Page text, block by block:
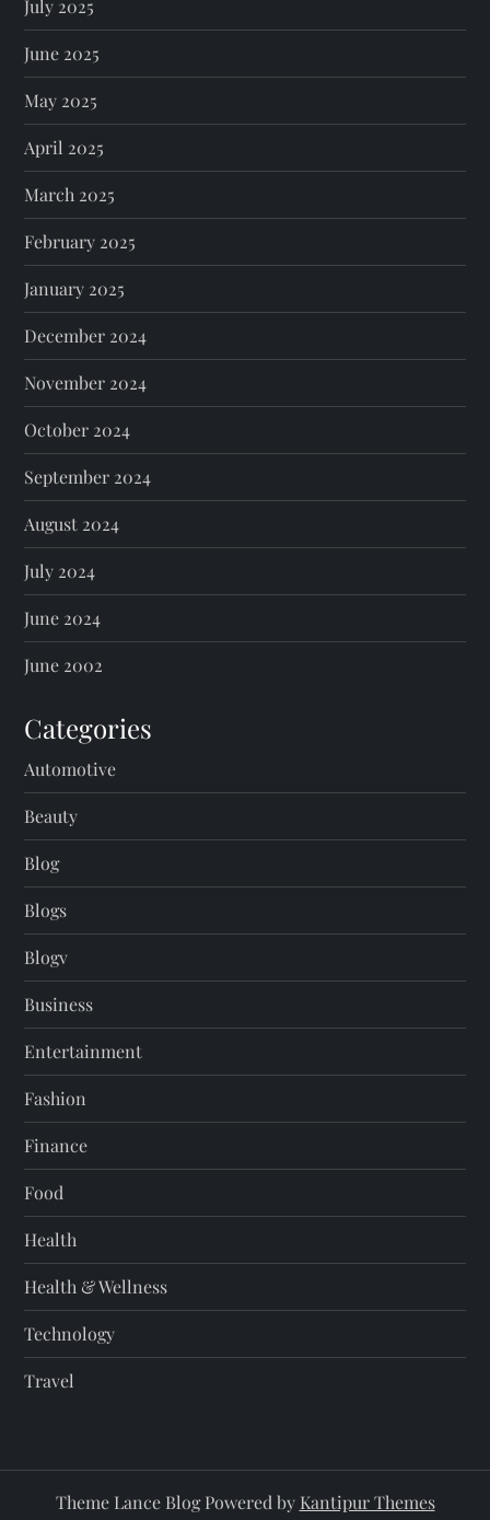
July 2025
June 2025
May 2025
April 2025
March 2025
February 2025
January 2025
December 2024
November 2024
October 2024
September 2024
August 2024
July 2024
June 2024
June 2002
Categories
Automotive
Beauty
Blog
Blogs
Blogv
Business
Entertainment
Fashion
Finance
Food
Health
Health & Wellness
Technology
Travel
Theme Lance Blog Powered by Kantipur Themes